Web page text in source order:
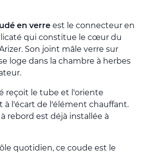
en verre est le connecteur en
qui constitue le cœur du
Son joint mâle verre sur
loge dans la chambre à herbes
reçoit le tube et l'oriente
l'écart de l'élément chauffant.
rebord est déjà installée à
quotidien, ce coude est le